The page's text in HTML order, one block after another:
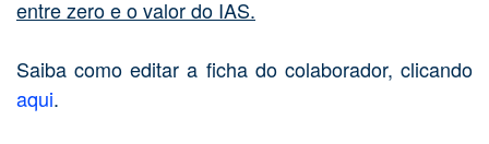
entre zero e o valor do IAS.
Saiba como editar a ficha do colaborador, clicando
aqui.